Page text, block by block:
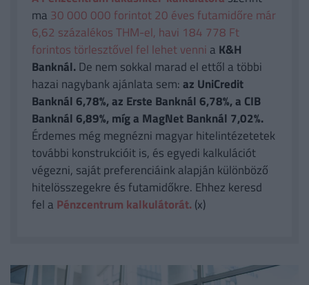
ma 30 000 000 forintot 20 éves futamidőre már
6,62 százalékos THM-el, havi 184 778 Ft
forintos törlesztővel fel lehet venni a K&H
Banknál.De nem sokkal marad el ettől a többi
hazai nagybank ajánlata sem:az UniCredit
Banknál 6,78%, az Erste Banknál 6,78%, a CIB
Banknál 6,89%, míg a MagNet Banknál 7,02%.
Érdemes még megnézni magyar hitelintézetetek
további konstrukcióit is, és egyedi kalkulációt
végezni, saját preferenciáink alapján különböző
hitelösszegekre és futamidőkre. Ehhez keresd
fel a Pénzcentrum kalkulátorát. (x)